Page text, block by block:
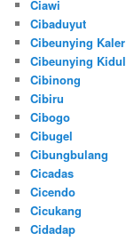
Ciawi
Cibaduyut
Cibeunying Kaler
Cibeunying Kidul
Cibinong
Cibiru
Cibogo
Cibugel
Cibungbulang
Cicadas
Cicendo
Cicukang
Cidadap